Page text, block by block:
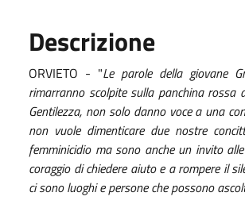
Descrizione
ORVIETO - "Le parole della giovane
rimarranno scolpite sulla panchina rossa
Gentilezza, non solo danno voce a una
non vuole dimenticare due nostre
femminicidio ma sono anche un invito
coraggio di chiedere aiuto e a rompere il
ci sono luoghi e persone che possono